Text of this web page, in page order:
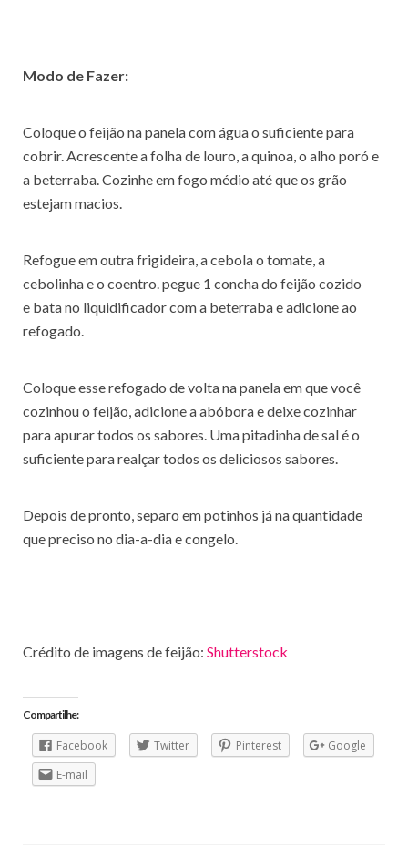
Modo de Fazer:
Coloque o feijão na panela com água o suficiente para
cobrir. Acrescente a folha de louro, a quinoa, o alho poró e
a beterraba. Cozinhe em fogo médio até que os grão
estejam macios.
Refogue em outra frigideira, a cebola o tomate, a
cebolinha e o coentro. pegue 1 concha do feijão cozido
e bata no liquidificador com a beterraba e adicione ao
refogado.
Coloque esse refogado de volta na panela em que você
cozinhou o feijão, adicione a abóbora e deixe cozinhar
para apurar todos os sabores. Uma pitadinha de sal é o
suficiente para realçar todos os deliciosos sabores.
Depois de pronto, separo em potinhos já na quantidade
que preciso no dia-a-dia e congelo.
Crédito de imagens de feijão: Shutterstock
Compartilhe:
Facebook Twitter Pinterest
Google
E-mail